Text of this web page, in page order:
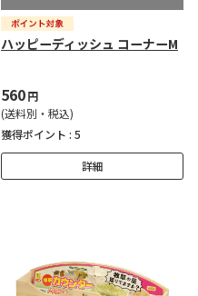
ハッピーディッシュ コーナーM
560円
(送料別・税込)
獲得ポイント : 5
詳細